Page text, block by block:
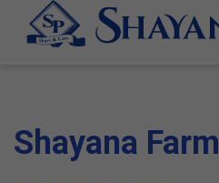
Shayana